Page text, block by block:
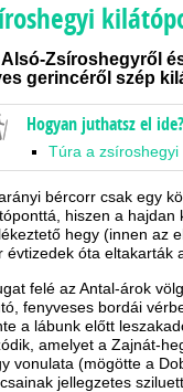
Zsíroshegyről
gerincéről szép
Hogyan juthatsz el ide?
Túra a zsíroshegyi
bércorr csak egy
hiszen a
hegy (innen az
évtizedek óta eltakarták
felé az Antal-árok
fenyveses bordái
a lábunk előtt
amelyet a Zajnát-
vonulata (mögötte a
jellegzetes